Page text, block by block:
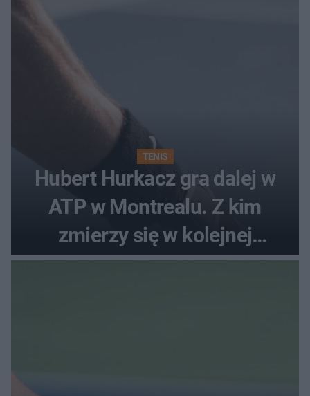
TENIS
Hubert Hurkacz gra dalej w
ATP w Montrealu. Z kim
zmierzy się w kolejnej
rundzie?